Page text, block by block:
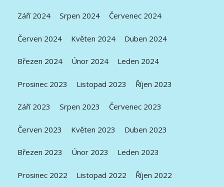
Září 2024 Srpen 2024 Červenec 2024
Červen 2024 Květen 2024 Duben 2024
Březen 2024 Únor 2024 Leden 2024
Prosinec 2023 Listopad 2023 Říjen 2023
Září 2023 Srpen 2023 Červenec 2023
Červen 2023 Květen 2023 Duben 2023
Březen 2023 Únor 2023 Leden 2023
Prosinec 2022 Listopad 2022 Říjen 2022